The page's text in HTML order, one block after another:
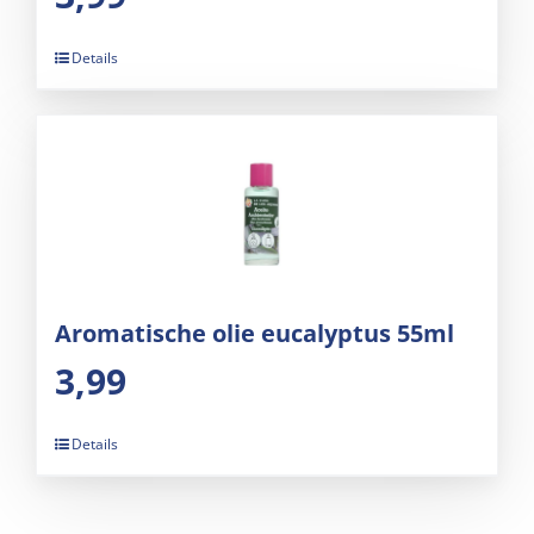
Details
Aromatische olie eucalyptus 55ml
3,99
Details